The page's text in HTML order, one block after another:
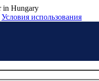
in Hungary
Условия использования